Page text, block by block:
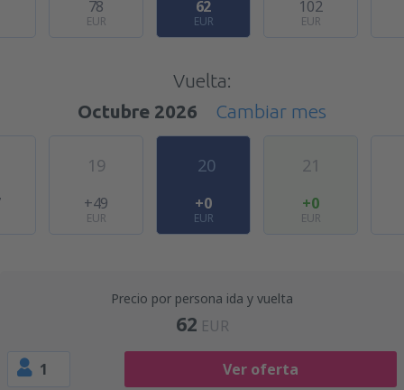
78
EUR
62
EUR
102
EUR
Vuelta:
Octubre 2026
Cambiar mes
19
+49
EUR
20
+0
EUR
21
+0
EUR
Precio por persona ida y vuelta
62 EUR
1 Ver oferta